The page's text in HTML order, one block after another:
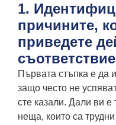
1.
причините,
приведете
Първата стъпка е да
защо често не
сте казали. Дали ви е
неща, които са